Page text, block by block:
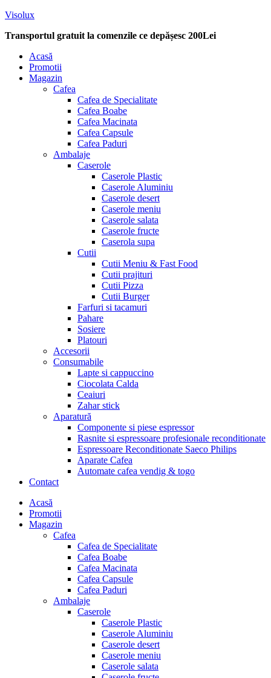
Visolux
Transportul gratuit la comenzile ce depășesc 200Lei
Menu
Acasă
Promotii
Magazin
Cafea
Cafea de Specialitate
Cafea Boabe
Cafea Macinata
Cafea Capsule
Cafea Paduri
Ambalaje
Caserole
Caserole Plastic
Caserole Aluminiu
Caserole desert
Caserole meniu
Caserole salata
Caserole fructe
Caserola supa
Cutii
Cutii Meniu & Fast Food
Cutii prajituri
Cutii Pizza
Cutii Burger
Farfuri si tacamuri
Pahare
Sosiere
Platouri
Accesorii
Consumabile
Lapte si cappuccino
Ciocolata Calda
Ceaiuri
Zahar stick
Aparatură
Componente si piese espressor
Rasnite si espressoare profesionale reconditionate
Espressoare Reconditionate Saeco Philips
Aparate Cafea
Automate cafea vendig & togo
Contact
Menu
Acasă
Promotii
Magazin
Cafea
Cafea de Specialitate
Cafea Boabe
Cafea Macinata
Cafea Capsule
Cafea Paduri
Ambalaje
Caserole
Caserole Plastic
Caserole Aluminiu
Caserole desert
Caserole meniu
Caserole salata